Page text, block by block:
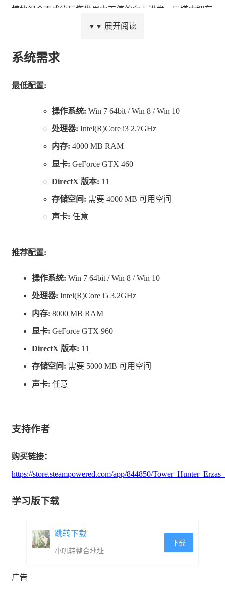
模块组合而成的巨塔世界中不停的向上进发，巨塔中拥有
各种不同的地理环境，探索与挑战同在。由于主角Erza和
法传送回最初设置的地点，在不断的轮回中，弱小的Erza
将变得越来越强大，越来越接近挑战的目标。
游戏特色：
平滑的操控：闪避可以取消招式的硬直，跳跃可以
魂味战斗：补给有限，更加强调立回与闪避，不同
招，输出与闪避相得益彰。
▼▼ 展开阅读
系统需求
最低配置:
操作系统: Win 7 64bit / Win 8 / Win 10
处理器: Intel(R)Core i3 2.7GHz
内存: 4000 MB RAM
显卡: GeForce GTX 460
DirectX 版本: 11
存储空间: 需要 4000 MB 可用空间
声卡: 任意
推荐配置:
操作系统: Win 7 64bit / Win 8 / Win 10
处理器: Intel(R)Core i5 3.2GHz
内存: 8000 MB RAM
显卡: GeForce GTX 960
DirectX 版本: 11
存储空间: 需要 5000 MB 可用空间
声卡: 任意
支持作者
购买链接：
https://store.steampowered.com/app/844850/
学习版下载
跳转下载
小叽转整合地址
下载
广告